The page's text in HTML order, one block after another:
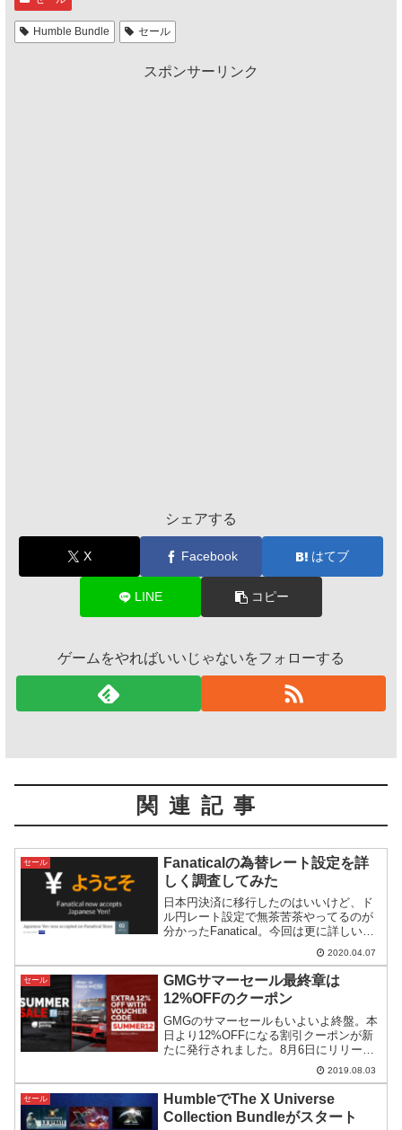
Humble Bundle セール
スポンサーリンク
シェアする
X Facebook はてブ
LINE コピー
ゲームをやればいいじゃないをフォローする
関連記事
セール
Fanaticalの為替レート設定を詳
しく調査してみた
日本円決済に移行したのはいいけど、ド
ル円レート設定で無茶苦茶やってるのが
分かったFanatical。今回は更に詳しい調
査をしてみましたのでその結果を報告し
2020.04.07
セール
GMGサマーセール最終章は
12%OFFのクーポン
GMGのサマーセールもいよいよ終盤。本
日より12%OFFになる割引クーポンが新
たに発行されました。8月6日にリリース
されるAge of Wonders: Planetfallもクー
ポン追加割引の対象のようです。
2019.08.03
セール
HumbleでThe X Universe
Collection Bundleがスタート